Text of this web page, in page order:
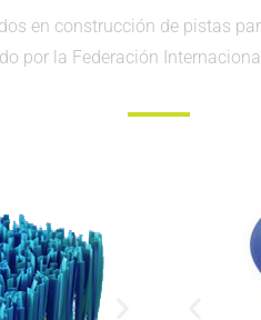
en construcción de pistas
por la Federación